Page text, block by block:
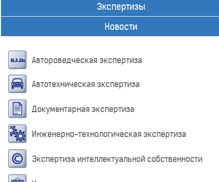
Экспертизы
Новости
Автороведческая экспертиза
Автотехническая экспертиза
Документарная экспертиза
Инженерно-технологическая экспертиза
Экспертиза интеллектуальной собственности